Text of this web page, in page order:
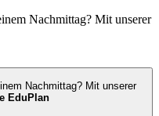
Nachmittag? Mit unserer
Nachmittag? Mit unserer
EduPlan